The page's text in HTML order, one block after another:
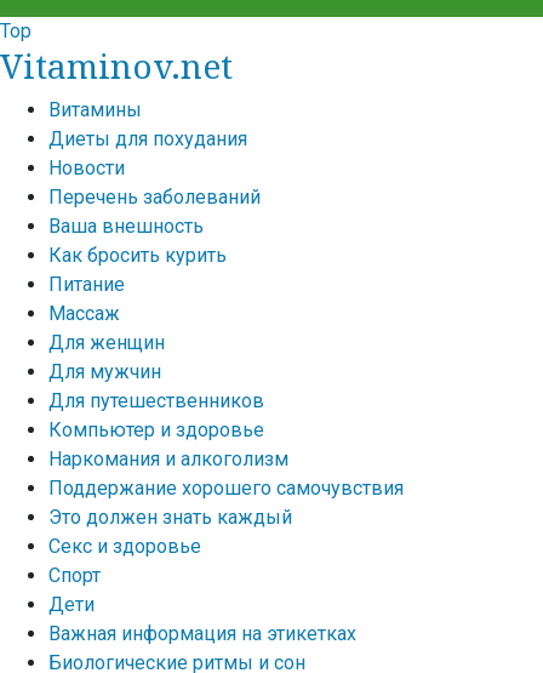
Top
Vitaminov.net
Витамины
Диеты для похудания
Новости
Перечень заболеваний
Ваша внешность
Как бросить курить
Питание
Массаж
Для женщин
Для мужчин
Для путешественников
Компьютер и здоровье
Наркомания и алкоголизм
Поддержание хорошего самочувствия
Это должен знать каждый
Секс и здоровье
Спорт
Дети
Важная информация на этикетках
Биологические ритмы и сон